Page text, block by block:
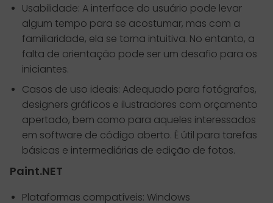
Usabilidade: A interface do usuário pode levar
algum tempo para se acostumar, mas com a
familiaridade, ela se torna intuitiva. No entanto, a
falta de orientação pode ser um desafio para os
iniciantes.
Casos de uso ideais: Adequado para fotógrafos,
designers gráficos e ilustradores com orçamento
apertado, bem como para aqueles interessados
em software de código aberto. É útil para tarefas
básicas e intermediárias de edição de fotos.
Paint.NET
Plataformas compatíveis: Windows